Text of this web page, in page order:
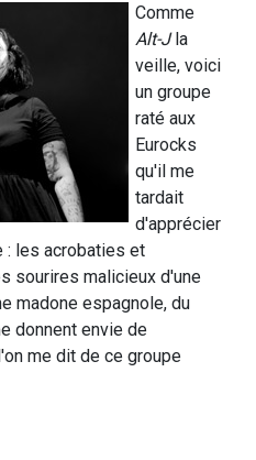
Comme
Alt-Jla
veille, voici
un groupe
raté aux
Eurocks
qu'il me
tardait
d'apprécier
: les acrobaties et
sourires malicieux d'une
madone espagnole, du
donnent envie de
me dit de ce groupe